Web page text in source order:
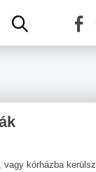
vagy kórházba kerülsz